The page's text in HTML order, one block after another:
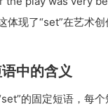
体现了“set”在艺术
中的含义
的固定短语，每